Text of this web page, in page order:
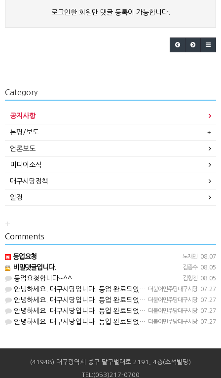
로그인한 회원만 댓글 등록이 가능합니다.
Category
공지사항
논평/보도
언론보도
미디어소식
대구시당정책
일정
+
Comments
노재민 08.07
등업요청
김종수 08.05
비밀댓글입니다.
김형진 08.05
등업요청합니다~^^
더불어민주당대구시당 07.27
안녕하세요. 대구시당입니다. 등업 완료되었습니다^^
더불어민주당대구시당 07.27
안녕하세요. 대구시당입니다. 등업 완료되었습니다^^
더불어민주당대구시당 07.27
안녕하세요. 대구시당입니다. 등업 완료되었습니다^^
더불어민주당대구시당 07.27
안녕하세요. 대구시당입니다. 등업 완료되었습니다^^
(41948) 대구광역시 중구 달구벌대로 2191, 4층(소석빌딩)
TEL:(053)217-0700